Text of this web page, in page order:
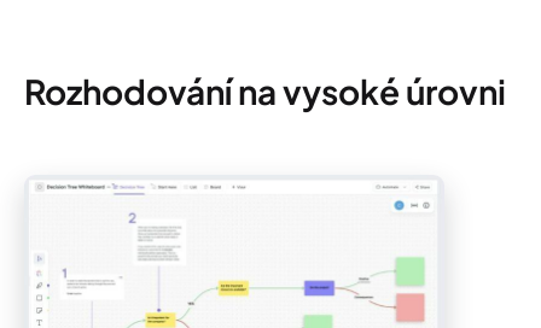
Rozhodování na vysoké úrovni